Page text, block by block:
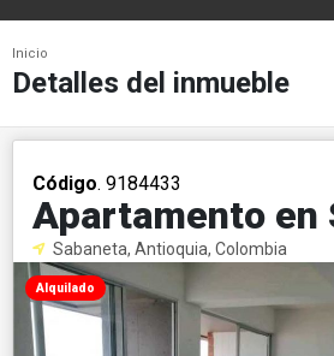
Inicio
Detalles del inmueble
Código. 9184433
Apartamento en
Sabaneta, Antioquia, Colombia
Alquilado